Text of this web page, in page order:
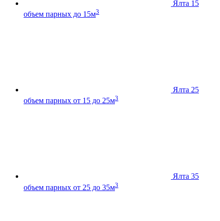
Ялта 15
объем парных до 15м3
Ялта 25
объем парных от 15 до 25м3
Ялта 35
объем парных от 25 до 35м3